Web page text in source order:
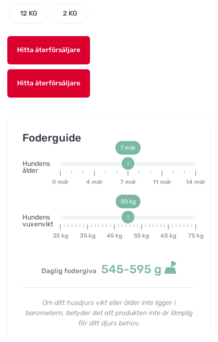
12 KG 2 KG
Hitta återförsäljare
Hitta återförsäljare
Foderguide
Hundens
ålder
7 mdr
0 mdr 4 mdr 7 mdr 11 mdr 14 mdr
Hundens
vuxenvikt
50 kg
25 kg 35 kg 45 kg 55 kg 65 kg 75 kg
Daglig fodergiva 545-595 g
Om ditt husdjurs vikt eller ålder inte ligger i
barometern, betyder det att produkten inte är lämplig
för ditt djurs behov.